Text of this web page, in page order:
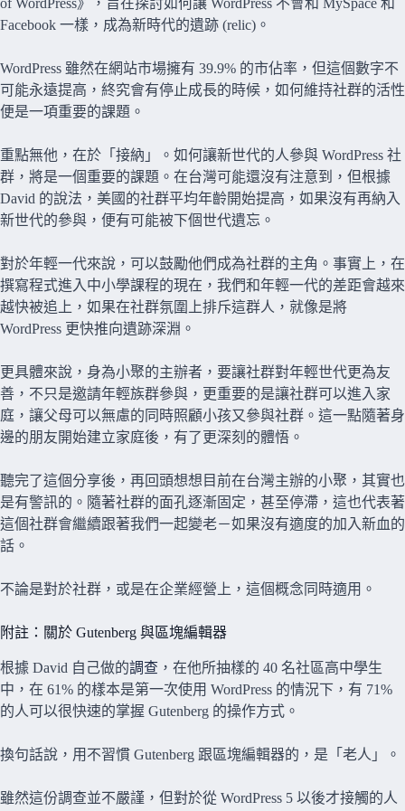
of WordPress》，旨在探討如何讓 WordPress 不會和 MySpace 和
Facebook 一樣，成為新時代的遺跡 (relic)。
WordPress 雖然在網站市場擁有 39.9% 的市佔率，但這個數字不
可能永遠提高，終究會有停止成長的時候，如何維持社群的活性
便是一項重要的課題。
重點無他，在於「接納」。如何讓新世代的人參與 WordPress 社
群，將是一個重要的課題。在台灣可能還沒有注意到，但根據
David 的說法，美國的社群平均年齡開始提高，如果沒有再納入
新世代的參與，便有可能被下個世代遺忘。
對於年輕一代來說，可以鼓勵他們成為社群的主角。事實上，在
撰寫程式進入中小學課程的現在，我們和年輕一代的差距會越來
越快被追上，如果在社群氛圍上排斥這群人，就像是將
WordPress 更快推向遺跡深淵。
更具體來說，身為小聚的主辦者，要讓社群對年輕世代更為友
善，不只是邀請年輕族群參與，更重要的是讓社群可以進入家
庭，讓父母可以無慮的同時照顧小孩又參與社群。這一點隨著身
邊的朋友開始建立家庭後，有了更深刻的體悟。
聽完了這個分享後，再回頭想想目前在台灣主辦的小聚，其實也
是有警訊的。隨著社群的面孔逐漸固定，甚至停滯，這也代表著
這個社群會繼續跟著我們一起變老－如果沒有適度的加入新血的
話。
不論是對於社群，或是在企業經營上，這個概念同時適用。
附註：關於 Gutenberg 與區塊編輯器
根據 David 自己做的調查 ，在他所抽樣的 40 名社區高中學生
中，在 61% 的樣本是第一次使用 WordPress 的情況下，有 71%
的人可以很快速的掌握 Gutenberg 的操作方式。
換句話說，用不習慣 Gutenberg 跟區塊編輯器的，是「老人」。
雖然這份調查並不嚴謹，但對於從 WordPress 5 以後才接觸的人